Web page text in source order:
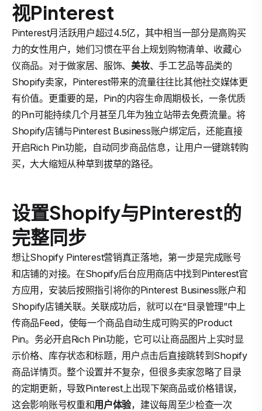
视Pinterest
Pinterest月活跃用户超过4.5亿，其中相当一部分是高购买
力的女性用户，她们习惯在平台上规划购物清单、收藏心
仪商品。对于做家居、服饰、美妆、手工艺品等品类的
Shopify卖家，Pinterest带来的流量往往比其他社交媒体更
有价值。更重要的是，Pin的内容生命周期极长，一条优质
的Pin可能持续几个月甚至几年为独立站带去免费流量。将
Shopify店铺与Pinterest Business账户绑定后，还能直接
开启Rich Pin功能，自动同步商品信息，让用户一键跳转购
买，大大缩短从种草到拔草的路径。
设置Shopify与Pinterest的
完整同步
想让Shopify Pinterest营销真正落地，第一步是完成账号
和店铺的对接。在Shopify后台应用商店中找到Pinterest官
方应用，安装后按照指引将你的Pinterest Business账户和
Shopify店铺关联。关联成功后，就可以在“目录管理”中上
传商品Feed，使每一个商品自动生成可购买的Product
Pin。务必开启Rich Pin功能，它可以让商品图片上实时显
示价格、库存状态和标题，用户点击后直接跳转到Shopify
商品详情页。整个设置并不复杂，但很多卖家忽略了目录
的定期更新，导致Pinterest上出现下架商品或价格错误，
这会影响账号权重和用户体验，建议每周至少检查一次